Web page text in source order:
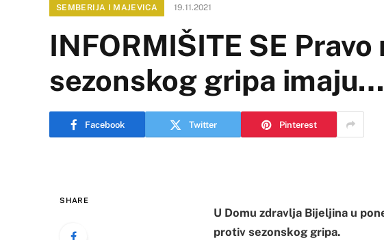
SEMBERIJA I MAJEVICA 19.11.2021
INFORMIŠITE SE
sezonskog gripa imaju…
Facebook Twitter Pinterest
SHARE
U Domu zdravlja Bijeljina u
protiv sezonskog gripa.